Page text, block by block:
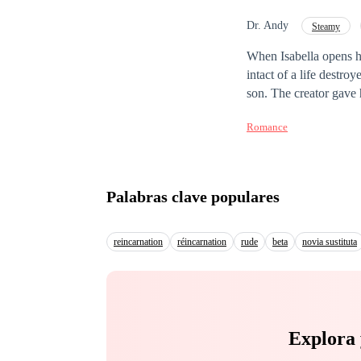
scars of betrayal, and
Dr. Andy Steamy
When Isabella opens
intact of a life
son. The creator
love born of trust.
Romance
Palabras clave populares
reincarnation réincarnation rude beta novia sustituta
Explora